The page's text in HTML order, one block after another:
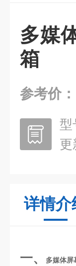
多媒
箱
参考价：
型
更
详情介
一、 多媒体屏